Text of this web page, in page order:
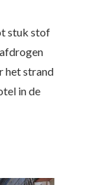
stuk stof
het strand
in de